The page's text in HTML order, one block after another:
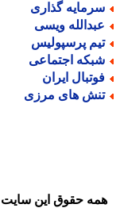
گذاری
ویسی
پرسپولیس
اجتماعی
ایران
های مرزی
حقوق این سایت